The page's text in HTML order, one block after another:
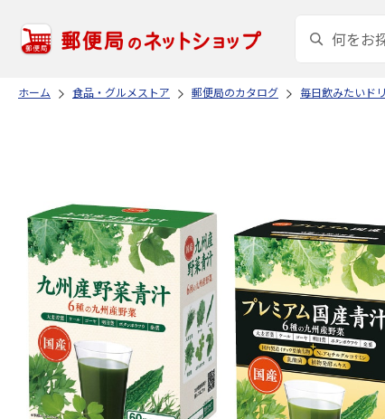
ホーム 食品・グルメストア 郵便局のカタログ 毎日飲みたいド